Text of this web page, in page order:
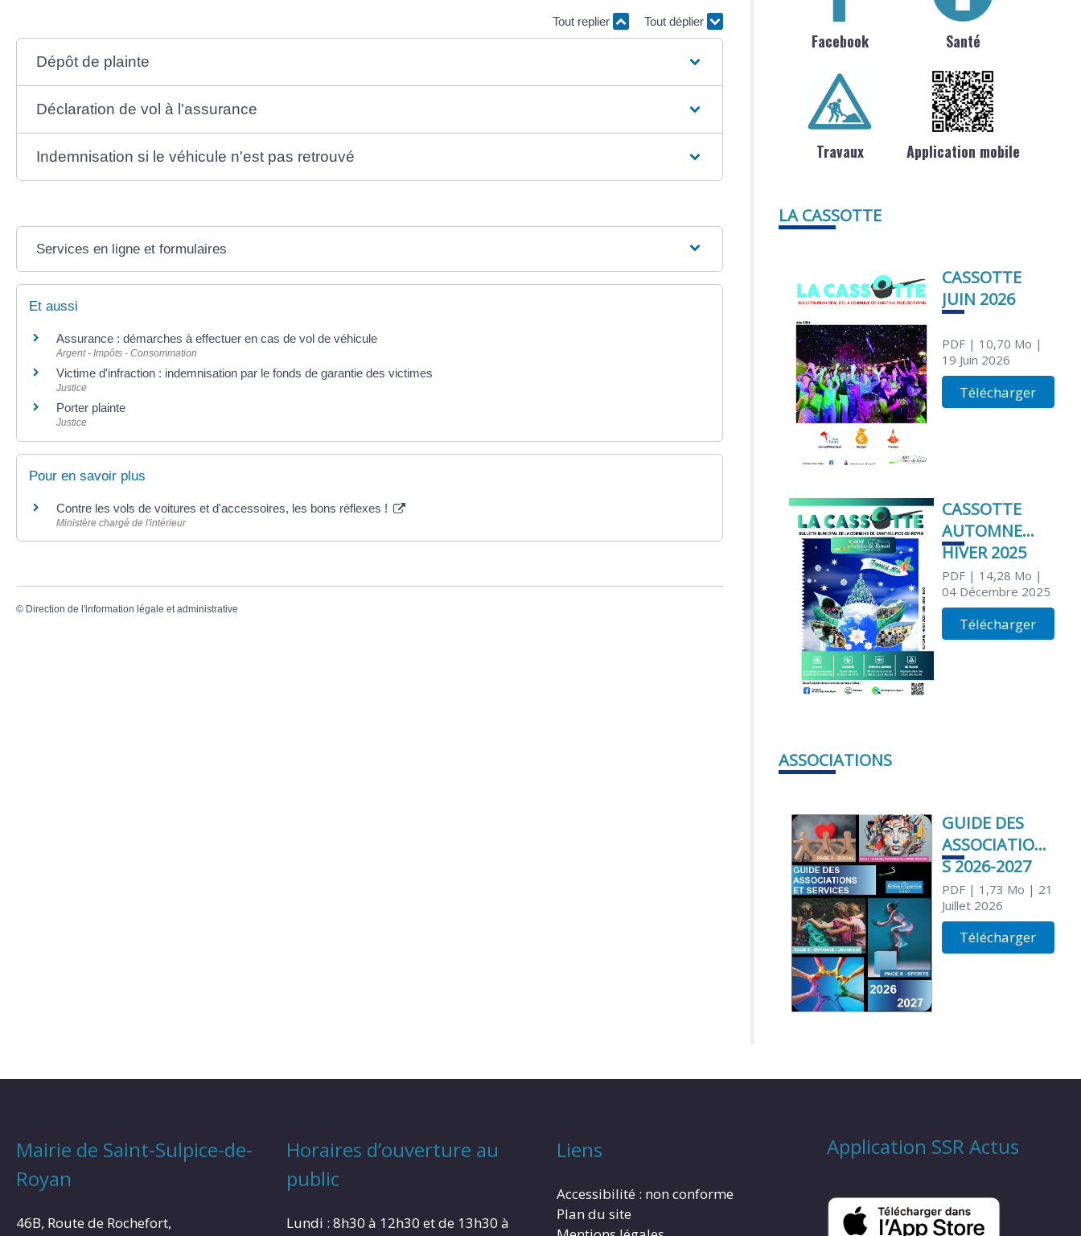
Tout replier Tout déplier
Dépôt de plainte
Déclaration de vol à l'assurance
Indemnisation si le véhicule n'est pas retrouvé
Services en ligne et formulaires
Et aussi
Assurance : démarches à effectuer en cas de vol de véhicule
Argent - Impôts - Consommation
Victime d'infraction : indemnisation par le fonds de garantie des victimes
Justice
Porter plainte
Justice
Pour en savoir plus
Contre les vols de voitures et d'accessoires, les bons réflexes !
Ministère chargé de l'intérieur
© Direction de l'information légale et administrative
Facebook Santé
Travaux Application mobile
LA CASSOTTE
CASSOTTE
JUIN 2026
PDF| 10,70 Mo |
19 Juin 2026
Télécharger
CASSOTTE
AUTOMNE
HIVER 2025
PDF| 14,28 Mo |
04 Décembre 2025
Télécharger
ASSOCIATIONS
GUIDE DES
ASSOCIATION
S 2026-2027
PDF| 1,73 Mo | 21
Juillet 2026
Télécharger
Mairie de Saint-Sulpice-de-
Royan
46B, Route de Rochefort,
Horaires d’ouverture au
public
Lundi : 8h30 à 12h30 et de 13h30 à
Liens
Accessibilité : non conforme
Plan du site
Application SSR Actus